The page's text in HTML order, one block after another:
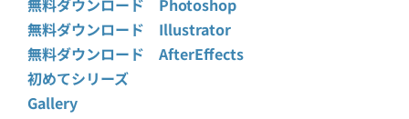
無料ダウンロード Photoshop
無料ダウンロード Illustrator
無料ダウンロード AfterEffects
初めてシリーズ
Gallery